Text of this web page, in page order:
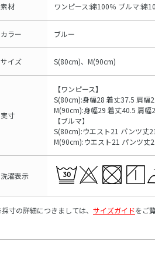
素材 ワンピース:綿100％ ブルマ:綿
カラー ブルー
サイズ S(80cm)、M(90cm)
実寸
【ワンピース】
S(80cm):身幅28 着丈37.5 肩幅
M(90cm):身幅29 着丈40.5 肩幅
【ブルマ】
S(80cm):ウエスト21 パンツ丈
M(90cm):ウエスト21 パンツ丈
洗濯表示
寸の詳細につきましては、 サイズガイドをご